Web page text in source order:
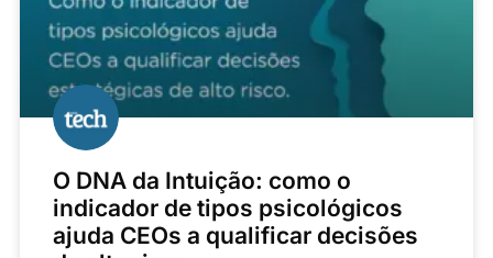
O DNA da Intuição: como o
indicador de tipos psicológicos
ajuda CEOs a qualificar decisões